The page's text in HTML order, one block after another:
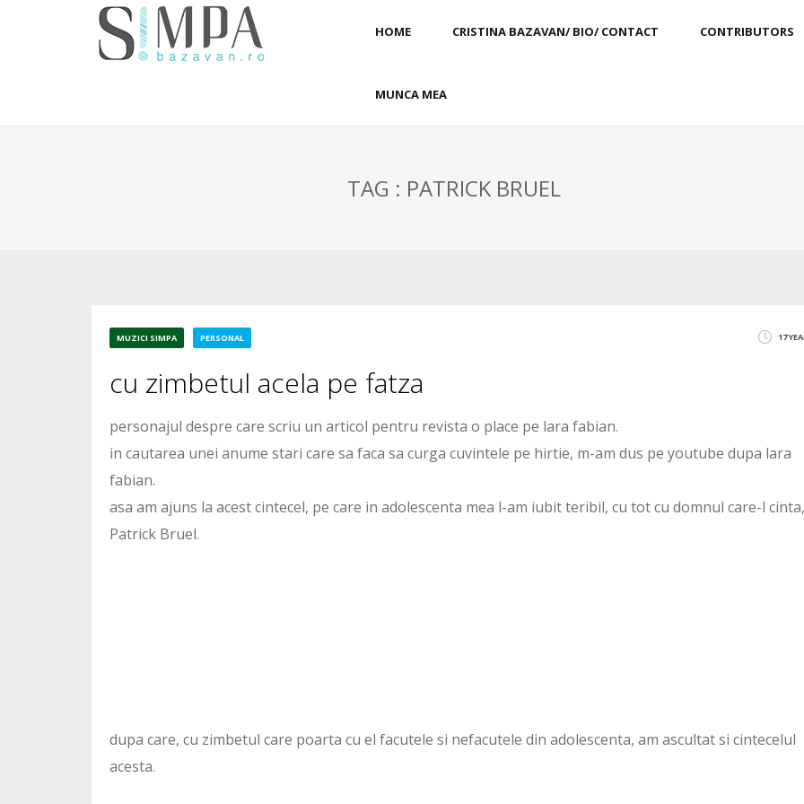
HOME CRISTINA BAZAVAN/ BIO/ CONTACT CONTRIBUTORS
MUNCA MEA
TAG : PATRICK BRUEL
MUZICI SIMPA PERSONAL 17
cu zimbetul acela pe fatza
personajul despre care scriu un articol pentru revista o place pe lara fabian.
in cautarea unei anume stari care sa faca sa curga cuvintele pe hirtie, m-am dus pe youtube dupa lara
fabian.
asa am ajuns la acest cintecel, pe care in adolescenta mea l-am iubit teribil, cu tot cu domnul care-l cinta,
Patrick Bruel.
dupa care, cu zimbetul care poarta cu el facutele si nefacutele din adolescenta, am ascultat si cintecelul
acesta.